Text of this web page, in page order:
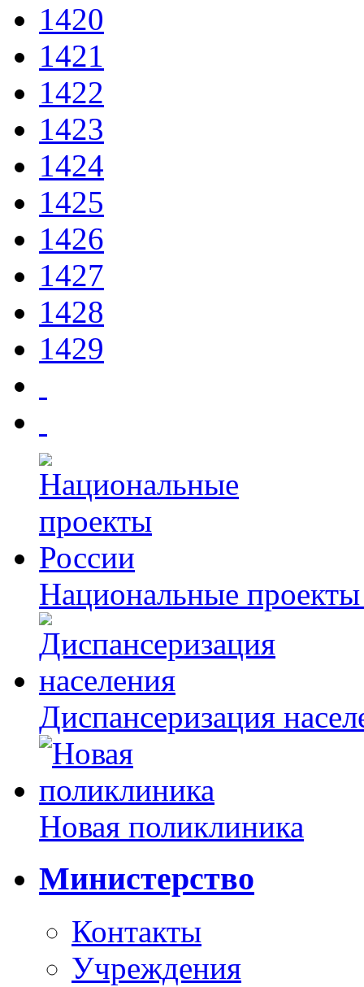
1420
1421
1422
1423
1424
1425
1426
1427
1428
1429
Национальные
Диспансеризация
Новая поликлиника
Министерство
Контакты
Учреждения